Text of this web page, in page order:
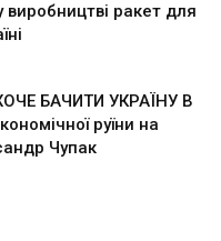
виробництві ракет для
БАЧИТИ УКРАЇНУ В
руїни на
Чупак